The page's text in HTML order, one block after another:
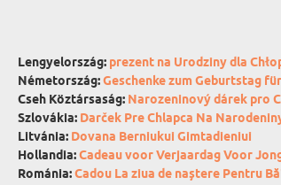
Lengyelország: prezent na Urodziny dla
Németország:Geschenke zum Geburtstag
Cseh Köztársaság: Narozeninový dárek pro
Szlovákia: Darček Pre Chlapca Na
Litvánia: Dovana Berniukui Gimtadieniui
Hollandia:Cadeau voor Verjaardag Voor
Románia:Cadou La ziua de naștere Pentru